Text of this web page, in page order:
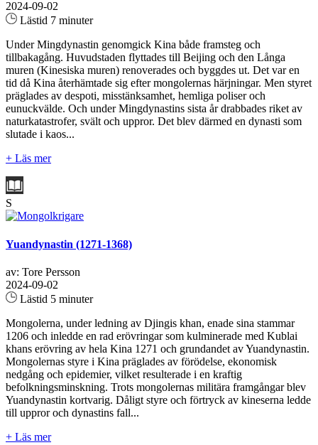
2024-09-02
Lästid 7 minuter
Under Mingdynastin genomgick Kina både framsteg och
tillbakagång. Huvudstaden flyttades till Beijing och den Långa
muren (Kinesiska muren) renoverades och byggdes ut. Det var en
tid då Kina återhämtade sig efter mongolernas härjningar. Men styret
präglades av despoti, misstänksamhet, hemliga poliser och
eunuckvälde. Och under Mingdynastins sista år drabbades riket av
naturkatastrofer, svält och uppror. Det blev därmed en dynasti som
slutade i kaos...
+ Läs mer
S
Yuandynastin (1271-1368)
av: Tore Persson
2024-09-02
Lästid 5 minuter
Mongolerna, under ledning av Djingis khan, enade sina stammar
1206 och inledde en rad erövringar som kulminerade med Kublai
khans erövring av hela Kina 1271 och grundandet av Yuandynastin.
Mongolernas styre i Kina präglades av förödelse, ekonomisk
nedgång och epidemier, vilket resulterade i en kraftig
befolkningsminskning. Trots mongolernas militära framgångar blev
Yuandynastin kortvarig. Dåligt styre och förtryck av kineserna ledde
till uppror och dynastins fall...
+ Läs mer